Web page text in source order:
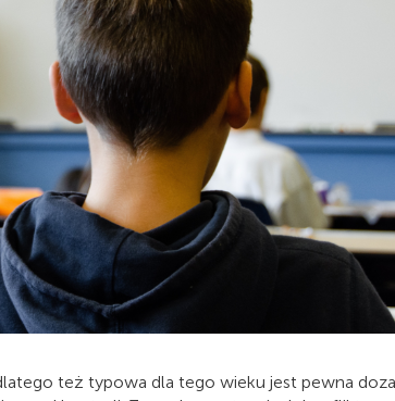
też typowa dla tego wieku jest pewna